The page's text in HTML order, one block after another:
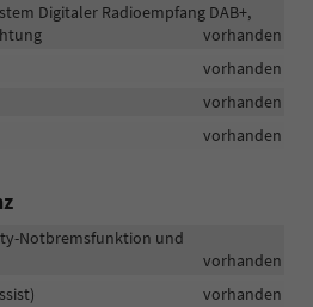
Digitaler Radioempfang DAB+,
vorhanden
vorhanden
vorhanden
vorhanden
Notbremsfunktion und
vorhanden
vorhanden